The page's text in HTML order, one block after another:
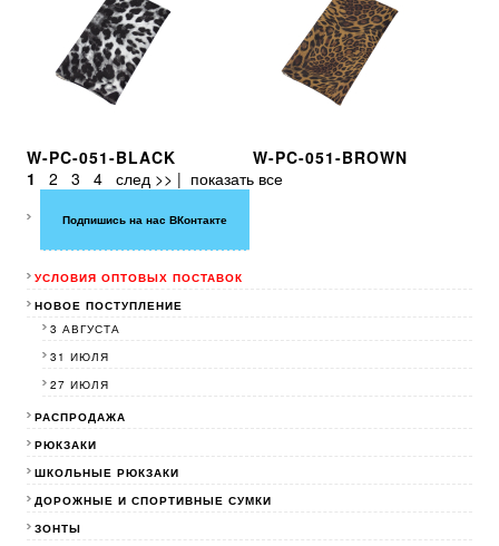
W-PC-051-BLACK
W-PC-051-BROWN
1
2 3 4 след >> | показать все
Подпишись на нас ВКонтакте
УСЛОВИЯ ОПТОВЫХ ПОСТАВОК
НОВОЕ ПОСТУПЛЕНИЕ
3 АВГУСТА
31 ИЮЛЯ
27 ИЮЛЯ
РАСПРОДАЖА
РЮКЗАКИ
ШКОЛЬНЫЕ РЮКЗАКИ
ДОРОЖНЫЕ И СПОРТИВНЫЕ СУМКИ
ЗОНТЫ